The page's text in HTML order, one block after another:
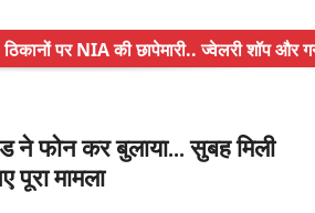
पर NIA की छापेमारी.. ज्वेलरी शॉप और गन
बर्खास्त.. फर्जीवाड़ा कर पाई थी नौकरी..
एक्शन.. दो-दो अफसर घूस लेते गिरफ्तार
सिक्स लेन की मंजूरी.. जानिए किन-किन जिलों से
ने फोन कर बुलाया… सुबह मिली
पूरा मामला